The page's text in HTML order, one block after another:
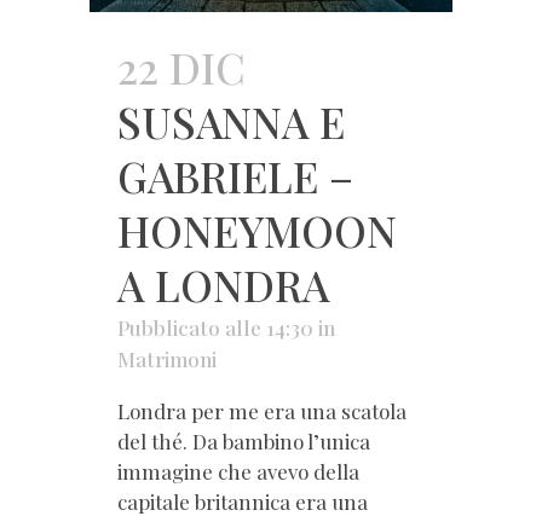
22 DIC
SUSANNA E
GABRIELE –
HONEYMOON
A LONDRA
Pubblicato alle 14:30 in
Matrimoni
Londra per me era una scatola
del thé. Da bambino l’unica
immagine che avevo della
capitale britannica era una